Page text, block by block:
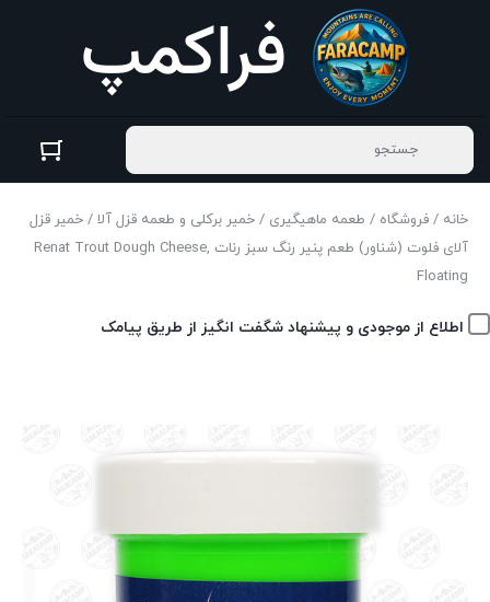
خانه / فروشگاه / طعمه ماهیگیری / خمیر برکلی و طعمه قزل آلا / خمیر قزل
آلای فلوت (شناور) طعم پنیر رنگ سبز رنات ,Renat Trout Dough Cheese
Floating
اطلاع از موجودی و پیشنهاد شگفت انگیز از طریق پیامک